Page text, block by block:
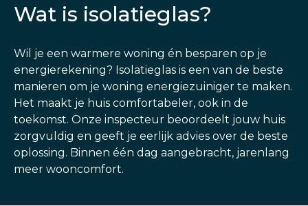
Wat is isolatieglas?
Wil je een warmere woning én besparen op je
energierekening? Isolatieglas is een van de beste
manieren om je woning energiezuiniger te maken.
Het maakt je huis comfortabeler, ook in de
toekomst. Onze inspecteur beoordeelt jouw huis
zorgvuldig en geeft je eerlijk advies over de beste
oplossing. Binnen één dag aangebracht, jarenlang
meer wooncomfort.